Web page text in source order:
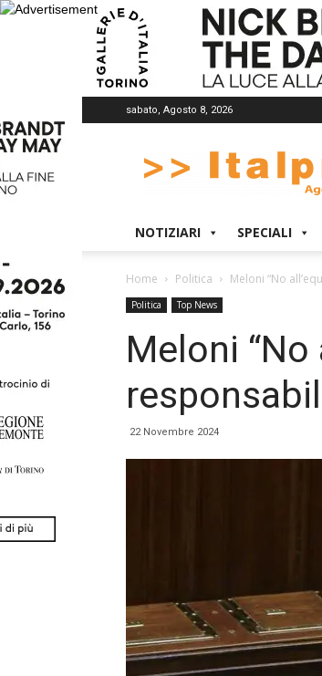
sabato, Agosto 8, 2026
NOTIZIARI SPECIALI
Home Politica Meloni “No
Politica Top News
Meloni “No
22 Novembre 2024